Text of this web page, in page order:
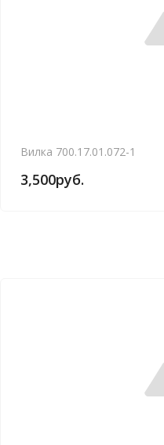
Вилка 700.17.01.072-1
3,500руб.